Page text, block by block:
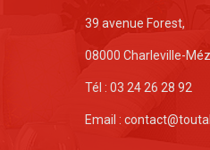
39 avenue Forest,
08000 Charleville-
Tél : 03 24 26 28 92
Email :